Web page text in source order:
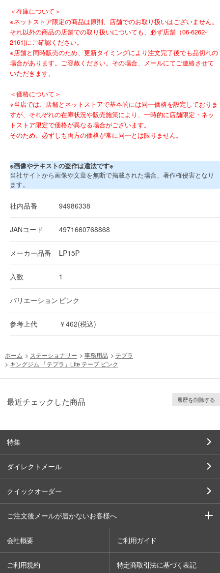
＜在庫について＞
※ネットストア限定の商品は原則、店舗でのお取り扱いはございません。
それ以外の商品の店舗での取り扱いについても、必ず店舗（06-6262-
2161)にご確認ください。
※店舗と同時販売のため、更新タイミングにより注文完了後でも品切れの
場合があります。ご容赦ください。その場合、メールにてご連絡させて
いただきます。
＜価格について＞
※当店では、店舗とネットストアで基本的には同一価格を設定しておりま
すが、それぞれの在庫状況や販売施策により、一時的に店舗限定・ネッ
トストア限定で価格が異なる場合がございます。
そのため、必ずしも両方の価格が常に同一とは限りません。
※画像やテキストの盗作は違法です※
当社サイトから画像や文章を無断で掲載された場合、著作権侵害となり
ます。
社内品番 94986338
JANコード 4971660768868
メーカー品番 LP15P
入数 1
バリエーション ピンク
参考上代 ￥462(税込)
ホーム > ステーショナリー > 事務用品 > テプラ
> キングジム 「テプラ」Lite テープ ピンク
最近チェックした商品 履歴を削除する
特集
ダイレクトメール
クイックオーダー
ご注文後メールが届かないお客様へ
会社概要 ご利用ガイド
ご利用規約 特定商取引法に基づく表記